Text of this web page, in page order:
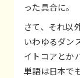
った具合に。
さて、それ
いわゆるダン
イトコアとか
単語は日本で